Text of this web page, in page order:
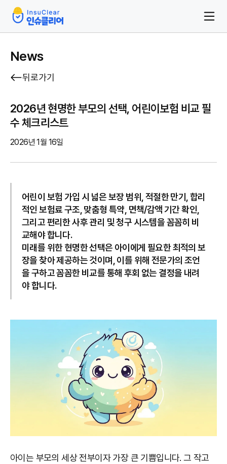
News
뒤로가기
2026년 현명한 부모의 선택, 어린이보험 비교 필
수 체크리스트
2026년 1월 16일
어린이 보험 가입 시 넓은 보장 범위, 적절한 만기, 합리
적인 보험료 구조, 맞춤형 특약, 면책/감액 기간 확인,
그리고 편리한 사후 관리 및 청구 시스템을 꼼꼼히 비
교해야 합니다.
미래를 위한 현명한 선택은 아이에게 필요한 최적의 보
장을 찾아 제공하는 것이며, 이를 위해 전문가의 조언
을 구하고 꼼꼼한 비교를 통해 후회 없는 결정을 내려
야 합니다.
아이는 부모의 세상 전부이자 가장 큰 기쁨입니다. 그 작고